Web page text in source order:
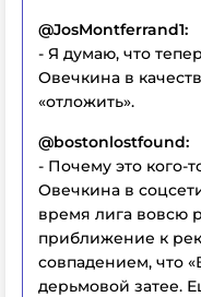
@JosMontferrand1:
- Я думаю, что
Овечкина в
«отложить».
@bostonlostfound:
- Почему это кого-
Овечкина в
время лига вовсю
приближение к
совпадением, что
дерьмовой затее.